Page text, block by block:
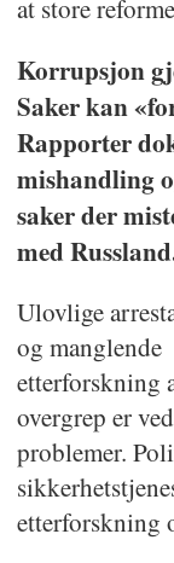
at store
Korrupsjon
Saker kan
Rapporter
mishandling
saker der
med
Ulovlige
og manglende
etterforskning
overgrep er
problemer.
etterforskning